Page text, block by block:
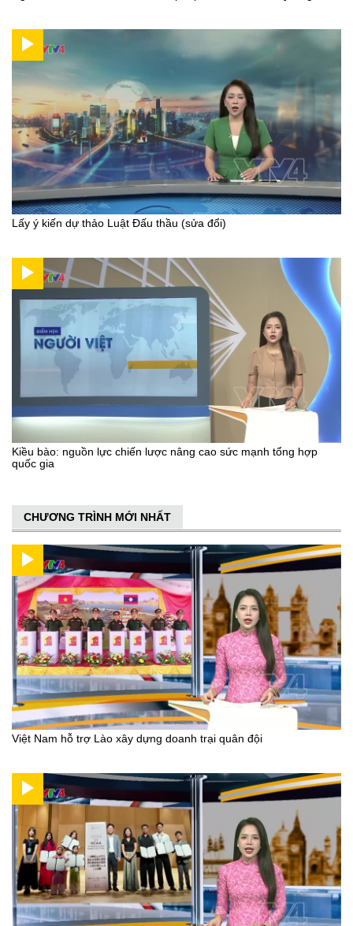
Lấy ý kiến dự thảo Luật Đấu thầu (sửa đổi)
Kiều bào: nguồn lực chiến lược nâng cao sức mạnh tổng hợp
quốc gia
CHƯƠNG TRÌNH MỚI NHẤT
Việt Nam hỗ trợ Lào xây dựng doanh trại quân đội